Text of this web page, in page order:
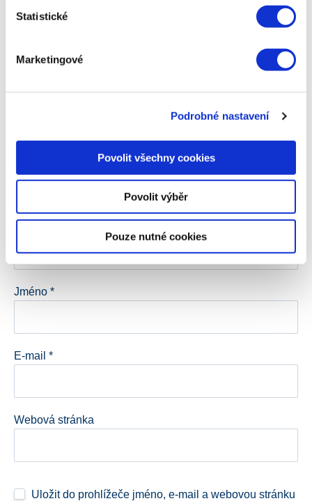
Statistické
Marketingové
Podrobné nastavení
Povolit všechny cookies
Povolit výběr
Pouze nutné cookies
Napsat komentář
Vaše e-mailová adresa nebude zveřejněna. Vyžadované
Komentář*
Jméno *
E-mail *
Webová stránka
Uložit do prohlížeče jméno, e-mail a webovou stránku